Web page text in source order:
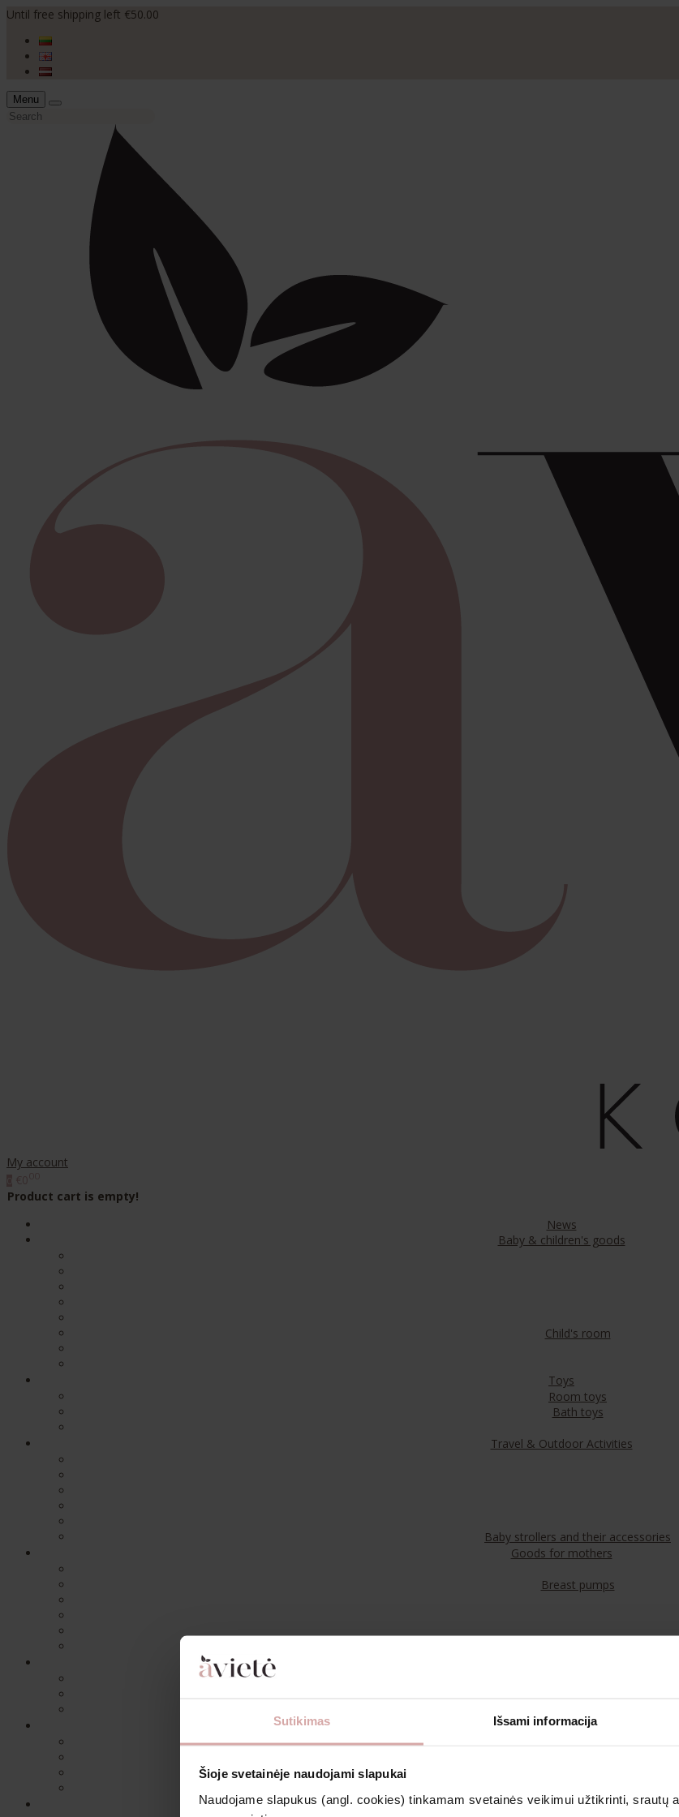
Sutikimas Išsami informacija
Šioje svetainėje naudojami slapukai
Naudojame slapukus (angl. cookies) tinkamam svetainės veikimui užtikrinti, srautų
Until free shipping left €50.00
Menu
My account
Product cart is empty!
News
Baby & children's goods
Child's room
Toys
Room toys
Bath toys
Travel & Outdoor Activities
Baby strollers and their accessories
Goods for mothers
Breast pumps
Cosmetics & Aromatherapy
Clothing